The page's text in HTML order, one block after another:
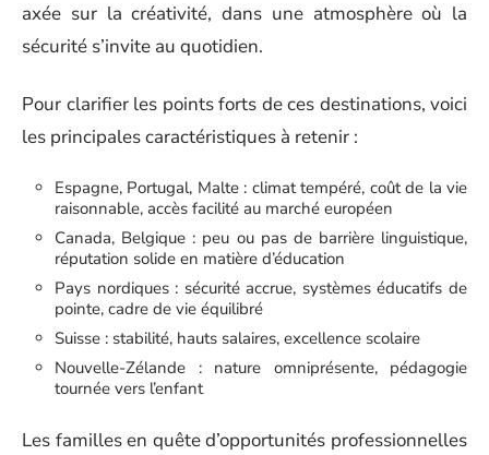
axée sur la créativité, dans une atmosphère où la
sécurité s’invite au quotidien.
Pour clarifier les points forts de ces destinations, voici
les principales caractéristiques à retenir :
Espagne, Portugal, Malte : climat tempéré, coût de la vie
raisonnable, accès facilité au marché européen
Canada, Belgique : peu ou pas de barrière linguistique,
réputation solide en matière d’éducation
Pays nordiques : sécurité accrue, systèmes éducatifs de
pointe, cadre de vie équilibré
Suisse : stabilité, hauts salaires, excellence scolaire
Nouvelle-Zélande : nature omniprésente, pédagogie
tournée vers l’enfant
Les familles en quête d’opportunités professionnelles